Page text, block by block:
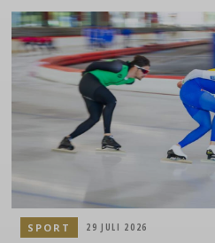
assortiment toevoegt. De
allereerste AA Drink Intensity
ontwikkelde sportwedstrijd
sporters en creators uit
elkaar opnamen.
SPORT 29 JULI 2026